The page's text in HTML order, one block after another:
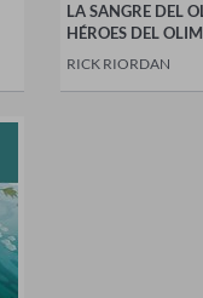
LA SANGRE DEL
HÉROES DEL
RICK RIORDAN